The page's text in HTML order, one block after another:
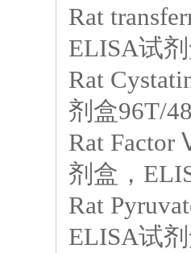
Rat
ELISA试
Rat
剂盒96T/
Rat
剂盒，
Rat
ELISA试